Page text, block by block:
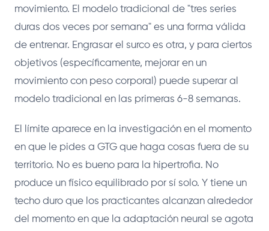
movimiento. El modelo tradicional de "tres series
duras dos veces por semana" es una forma válida
de entrenar. Engrasar el surco es otra, y para ciertos
objetivos (específicamente, mejorar en un
movimiento con peso corporal) puede superar al
modelo tradicional en las primeras 6-8 semanas.
El límite aparece en la investigación en el momento
en que le pides a GTG que haga cosas fuera de su
territorio. No es bueno para la hipertrofia. No
produce un físico equilibrado por sí solo. Y tiene un
techo duro que los practicantes alcanzan alrededor
del momento en que la adaptación neural se agota